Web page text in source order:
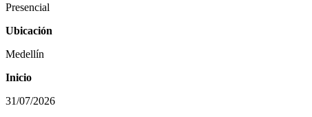
Presencial
Ubicación
Medellín
Inicio
31/07/2026